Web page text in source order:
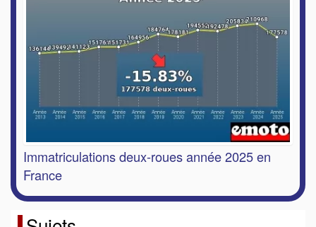
Immatriculations deux-roues année 2025 en
France